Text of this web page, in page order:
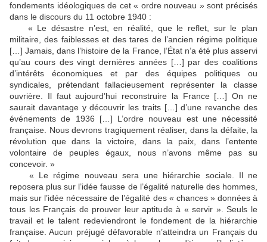
fondements idéologiques de cet « ordre nouveau » sont précisés
dans le discours du 11 octobre 1940 :
« Le désastre n’est, en réalité, que le reflet, sur le plan
militaire, des faiblesses et des tares de l’ancien régime politique
[…] Jamais, dans l’histoire de la France, l’État n’a été plus asservi
qu’au cours des vingt dernières années […] par des coalitions
d’intérêts économiques et par des équipes politiques ou
syndicales, prétendant fallacieusement représenter la classe
ouvrière. Il faut aujourd’hui reconstruire la France […] On ne
saurait davantage y découvrir les traits […] d’une revanche des
événements de 1936 […] L’ordre nouveau est une nécessité
française. Nous devrons tragiquement réaliser, dans la défaite, la
révolution que dans la victoire, dans la paix, dans l’entente
volontaire de peuples égaux, nous n’avons même pas su
concevoir. »
« Le régime nouveau sera une hiérarchie sociale. Il ne
reposera plus sur l’idée fausse de l’égalité naturelle des hommes,
mais sur l’idée nécessaire de l’égalité des « chances » données à
tous les Français de prouver leur aptitude à « servir ». Seuls le
travail et le talent redeviendront le fondement de la hiérarchie
française. Aucun préjugé défavorable n’atteindra un Français du